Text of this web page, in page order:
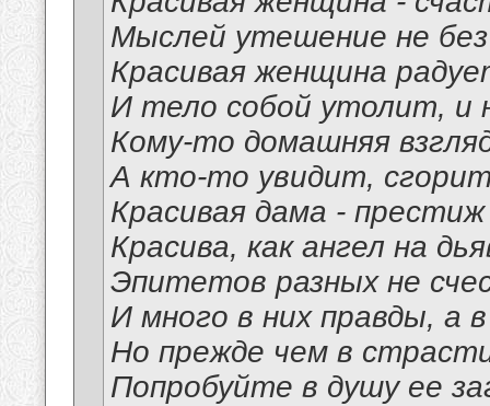
Мыслей утешение не
Красивая женщина
И тело собой утолит, и
Кому-то домашняя
А кто-то увидит,
Красивая дама - престиж
Красива, как ангел на
Эпитетов разных не
И много в них правды, а
Но прежде чем в
Попробуйте в душу ее